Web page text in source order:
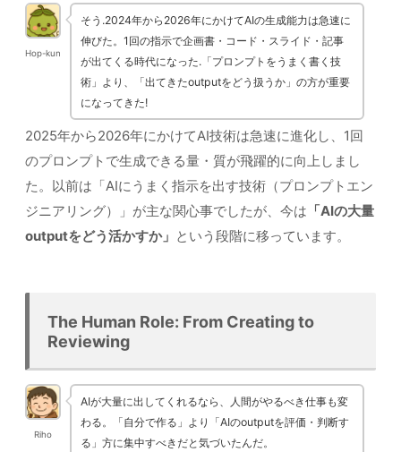
Hop-kun
そう.2024年から2026年にかけてAIの生成能力は急速に
伸びた。1回の指示で企画書・コード・スライド・記事
が出てくる時代になった.「プロンプトをうまく書く技
術」より、「出てきたoutputをどう扱うか」の方が重要
になってきた!
2025年から2026年にかけてAI技術は急速に進化し、1回
のプロンプトで生成できる量・質が飛躍的に向上しまし
た。以前は「AIにうまく指示を出す技術（プロンプトエン
ジニアリング）」が主な関心事でしたが、今は 「AIの大量
outputをどう活かすか」 という段階に移っています。
The Human Role: From Creating to
Reviewing
Riho
AIが大量に出してくれるなら、人間がやるべき仕事も変
わる。「自分で作る」より「AIのoutputを評価・判断す
る」方に集中すべきだと気づいたんだ。